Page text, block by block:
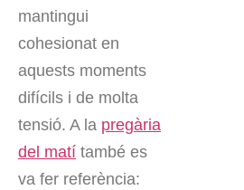
mantingui
cohesionat en
aquests moments
difícils i de molta
tensió. A la pregària
del matí també es
va fer referència: